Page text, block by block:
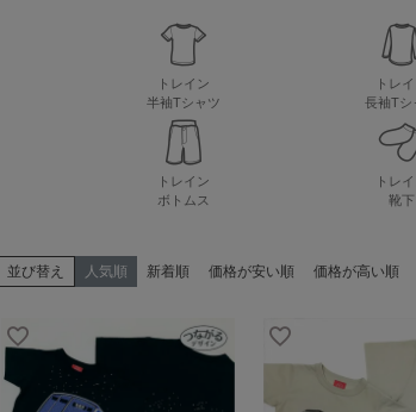
トレイン
半袖Tシャツ
トレ
長袖Tシ
トレイン
ボトムス
トレ
靴下
並び替え 人気順 新着順 価格が安い順 価格が高い順